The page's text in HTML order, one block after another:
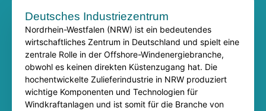
Deutsches Industriezentrum​
Nordrhein-Westfalen (NRW) ist ein bedeutendes
wirtschaftliches Zentrum in Deutschland und spielt eine
zentrale Rolle in der Offshore-Windenergiebranche,
obwohl es keinen direkten Küstenzugang hat. Die
hochentwickelte Zulieferindustrie in NRW produziert
wichtige Komponenten und Technologien für
Windkraftanlagen und ist somit für die Branche von